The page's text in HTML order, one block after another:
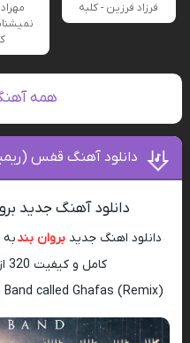
فرزاد فرزین - کلبه
همه
دانلود آهنگ قفس
دانلود آهنگ جدید
دانلود اهنگ جدیدبروان بند
کامل و کیفیت 320 از رسانه ی
called Ghafas (Remix)